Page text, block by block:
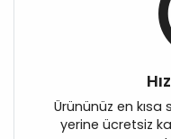
Ürününüz en kısa
yerine ücretsiz